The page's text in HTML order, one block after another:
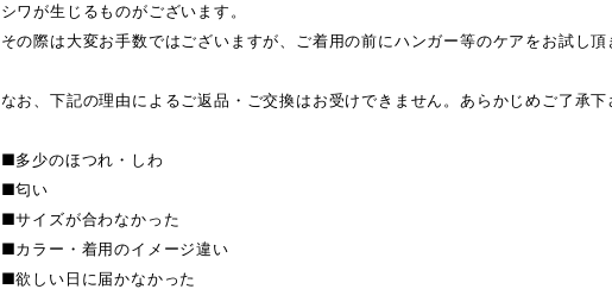
シワが生じるものがございます。
その際は大変お手数ではございますが、ご着用の前にハンガー等のケアをお試し頂
なお、下記の理由によるご返品・ご交換はお受けできません。あらかじめご了承下
■多少のほつれ・しわ
■匂い
■サイズが合わなかった
■カラー・着用のイメージ違い
■欲しい日に届かなかった